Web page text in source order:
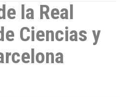
la Real
Ciencias y